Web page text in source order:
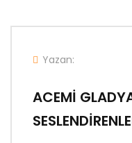
Yazan:
ACEMİ